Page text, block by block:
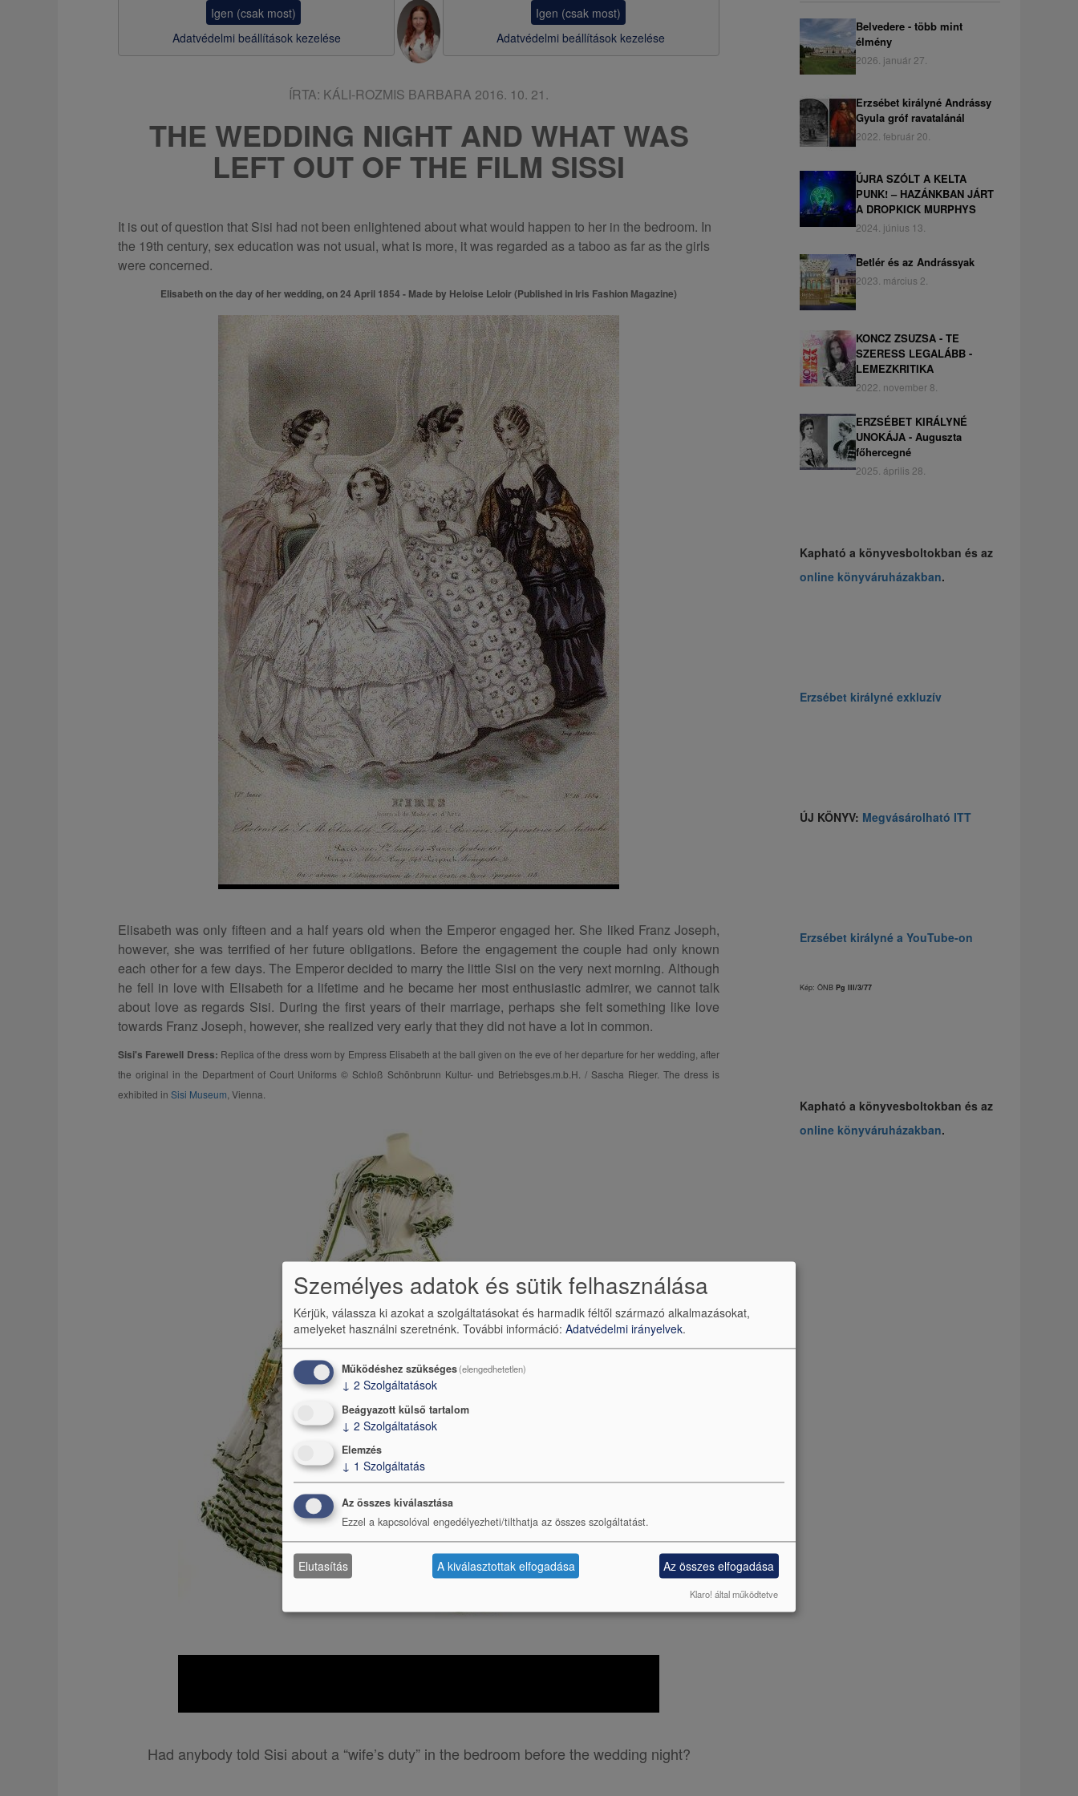
Igen (csak most)
Adatvédelmi beállítások kezelése
Igen (csak most)
Adatvédelmi beállítások kezelése
ÍRTA: KÁLI-ROZMIS BARBARA 2016. 10. 21.
THE WEDDING NIGHT AND WHAT WAS
LEFT OUT OF THE FILM SISSI
It is out of question that Sisi had not been enlightened about what would happen to her in the bedroom. In
the 19th century, sex education was not usual, what is more, it was regarded as a taboo as far as the girls
were concerned.
Elisabeth on the day of her wedding, on 24 April 1854 - Made by Heloise Leloir (Published in Iris Fashion Magazine)
Elisabeth was only fifteen and a half years old when the Emperor engaged her. She liked Franz Joseph,
however, she was terrified of her future obligations. Before the engagement the couple had only known
each other for a few days. The Emperor decided to marry the little Sisi on the very next morning. Although
he fell in love with Elisabeth for a lifetime and he became her most enthusiastic admirer, we cannot talk
about love as regards Sisi. During the first years of their marriage, perhaps she felt something like love
towards Franz Joseph, however, she realized very early that they did not have a lot in common.
Sisi's Farewell Dress: Replica of the dress worn by Empress Elisabeth at the ball given on the eve of her departure for her wedding, after
the original in the Department of Court Uniforms © Schloß Schönbrunn Kultur- und Betriebsges.m.b.H. / Sascha Rieger. The dress is
exhibited in Sisi Museum , Vienna.
Had anybody told Sisi about a “wife’s duty” in the bedroom before the wedding night?
Belvedere - több mint
élmény
2026. január 27.
Erzsébet királyné Andrássy
Gyula gróf ravatalánál
2022. február 20.
ÚJRA SZÓLT A KELTA
PUNK! – HAZÁNKBAN JÁRT
A DROPKICK MURPHYS
2024. június 13.
Betlér és az Andrássyak
2023. március 2.
KONCZ ZSUZSA - TE
SZERESS LEGALÁBB -
LEMEZKRITIKA
2022. november 8.
ERZSÉBET KIRÁLYNÉ
UNOKÁJA - Auguszta
főhercegné
2025. április 28.
Kapható a könyvesboltokban és az
online könyváruházakban.
Erzsébet királyné exkluzív
ÚJ KÖNYV: Megvásárolható ITT
Erzsébet királyné a YouTube-on
Kép: ÖNB Pg III/3/77
Kapható a könyvesboltokban és az
online könyváruházakban.
Személyes adatok és sütik felhasználása
Kérjük, válassza ki azokat a szolgáltatásokat és harmadik féltől származó alkalmazásokat,
amelyeket használni szeretnénk. További információ: Adatvédelmi irányelvek.
Működéshez szükséges(elengedhetetlen)
↓ 2 Szolgáltatások
Beágyazott külső tartalom
↓ 2 Szolgáltatások
Elemzés
↓ 1 Szolgáltatás
Az összes kiválasztása
Ezzel a kapcsolóval engedélyezheti/tilthatja az összes szolgáltatást.
Elutasítás A kiválasztottak elfogadása Az összes elfogadása
Klaro! által működtetve